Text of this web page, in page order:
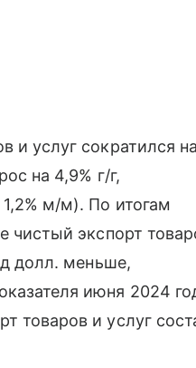
и услуг сократился
на 4,9% г/г,
м/м). По итогам
чистый экспорт
долл. меньше,
июня 2024
товаров и услуг